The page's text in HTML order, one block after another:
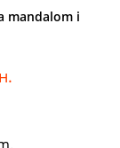
mandalom i